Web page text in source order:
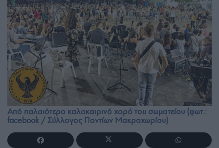
Από παλαιότερο καλοκαιρινό χορό του σωματείου (φωτ.:
facebook / Σύλλογος Ποντίων Μακροχωρίου)